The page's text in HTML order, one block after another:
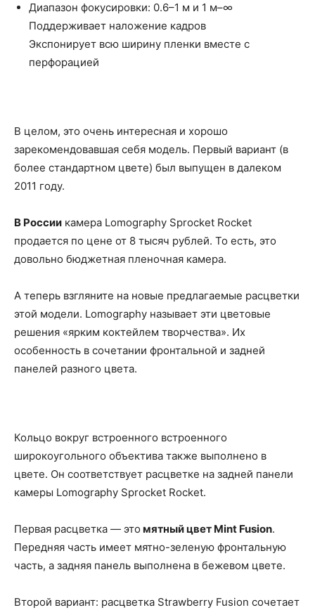
Диапазон фокусировки: 0.6–1 м и 1 м–∞
Поддерживает наложение кадров
Экспонирует всю ширину пленки вместе с
перфорацией
В целом, это очень интересная и хорошо
зарекомендовавшая себя модель. Первый вариант (в
более стандартном цвете) был выпущен в далеком
2011 году.
В России камера Lomography Sprocket Rocket
продается по цене от 8 тысяч рублей. То есть, это
довольно бюджетная пленочная камера.
А теперь взгляните на новые предлагаемые расцветки
этой модели. Lomography называет эти цветовые
решения «ярким коктейлем творчества». Их
особенность в сочетании фронтальной и задней
панелей разного цвета.
Кольцо вокруг встроенного встроенного
широкоугольного объектива также выполнено в
цвете. Он соответствует расцветке на задней панели
камеры Lomography Sprocket Rocket.
Первая расцветка — это мятный цвет Mint Fusion.
Передняя часть имеет мятно-зеленую фронтальную
часть, а задняя панель выполнена в бежевом цвете.
Второй вариант: расцветка Strawberry Fusion сочетает